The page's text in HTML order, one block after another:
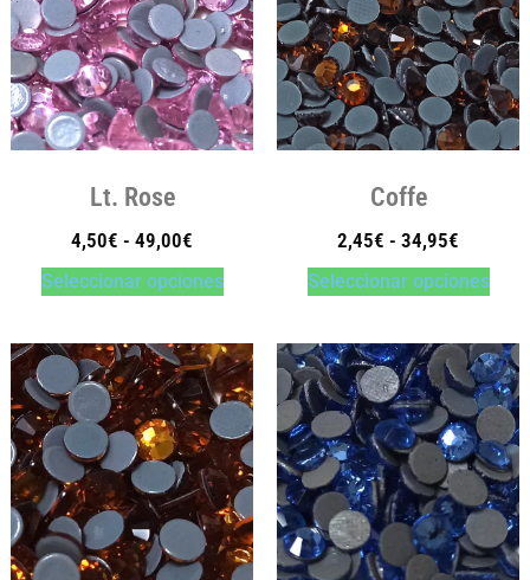
Lt. Rose
4,50€ - 49,00€
Seleccionar opciones
Coffe
2,45€ - 34,95€
Seleccionar opciones